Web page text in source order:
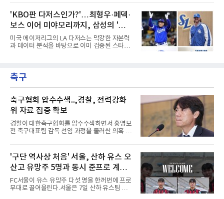
5승 5패 평균자책점 4.36을 남겼다. 그는 치열하
게 우승 경쟁을 하는 팀에서 뛰게
시드니 블루삭스에 파견한다고 밝혔다.세 선수
는 11월 12일 호주로 출국해 ABL 정규리그 일정
을 소화한 뒤 내년 2월 귀국한다. NC는 비시즌
기간 유망주들에게 실전 경기 경험을 주기 위해
파견 프로그램을 진행하게 됐다고 전했다.이는
처음이 아니다. NC는 2022년 질롱 코리아,
2023년 브리즈번 밴디츠, 2024년 퍼스 히트 등
'KBO판 다저스인가?'…최형우·페덱·
보스 이어 미야모리까지, 삼성의 '스펙
만렙' 승부수
미국 메이저리그의 LA 다저스는 막강한 자본력
과 데이터 분석을 바탕으로 이미 검증된 스타들
야구계의 관심을 끌었다. 가능성에 투자하기보
다, 이미 무대에서 증명한 선수들을 통해 당장의
야구에서도 비슷한 방향성을 보여주는 팀이 있
다. 바로 삼성 라이온즈다. 삼성은 오프시즌 최형
우를 다시 품었다. 이는 단순한 베테랑 영입이 아
니라, 승부처에서 힘을 발휘할 수 있는 검증된
리더를 선택한 것이다.외국인 대체 투수 구성도
마찬가지다. 메이저리그
축구
축구협회 압수수색..,경찰, 전력강화
위 자료 집중 확보
경찰이 대한축구협회를 압수수색하면서 홍명보
전 축구대표팀 감독 선임 과정을 둘러싼 의혹 규
비판이 홍 전 감독에게 집중됐지만 경찰의 시선
은 다른 곳을 향한다. 성적 부진과 별개로 선임
과정에 부당함이 있었는지가 수사의 본류다.7일
연합뉴스 취재를 종합하면 서울경찰청 광역수사
단 금융범죄수사대는 전날 축구협회 사무실 등
을 압수수색해 감독 선임 관련 자료를 다수 확보
했다. 특히 감독 후보를 검토해 이사회에 추천하
'구단 역사상 처음' 서울, 산하 유스 오
산고 유망주 5명과 동시 준프로 계
약...ACL2 겨냥
FC서울이 유스 유망주 다섯 명을 한꺼번에 프로
무대로 끌어올린다.서울은 7일 산하 유스팀 서